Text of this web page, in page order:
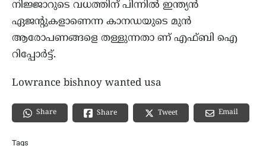
നിജ്ജാറുടെ വധത്തിന് പിന്നില്‍ ഇന്ത്യന്‍
ഏജന്റുകളാണെന്ന കാനഡയുടെ മുന്‍
ആരോപണങ്ങളെ തള്ളുന്നതാ ണ് എഫ്ബി ഐ
റിപ്പോര്‍ട്ട്.
Lowrance bishnoy wanted usa
Share Share Tweet Email
Tags